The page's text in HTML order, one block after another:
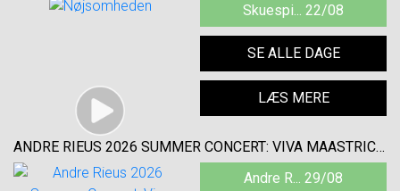
Skuespi... 22/08
SE ALLE DAGE
LÆS MERE
ANDRE RIEUS 2026 SUMMER CONCERT: VIVA MAASTRICHT!
Andre R... 29/08